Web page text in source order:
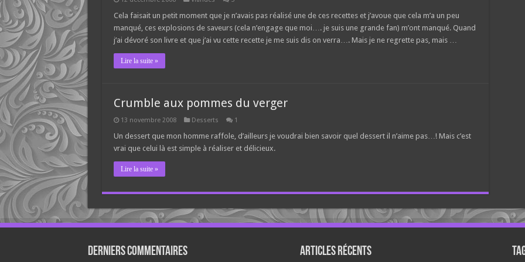
Cela faisait un petit moment que je n’avais pas réalisé une de ces recettes et j’avoue que cela m’a un peu
manqué, ces explosions de saveurs (cela n’engage que moi…. je suis une grande fan) m’ont manqué. Quand
j’ai dévoré son livre et que j’ai vu cette recette je me suis dis on verra…. Mais je ne regrette pas, mais …
Lire la suite »
Crumble aux pommes du verger
13 novembre 2008 Desserts 1
Un dessert que mon homme raffole, d’ailleurs je voudrai bien savoir quel dessert il n’aime pas…! Mais c’est
vrai que celui là est simple à réaliser et délicieux.
Lire la suite »
Derniers Commentaires Articles récents